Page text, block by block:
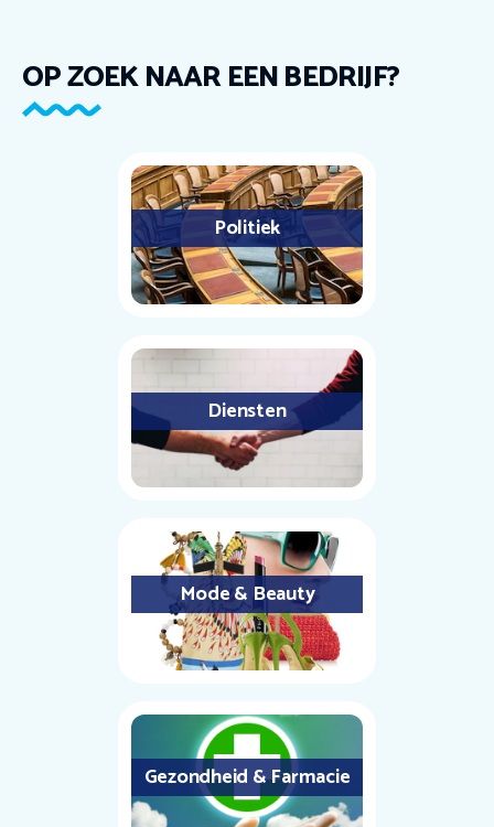
OP ZOEK NAAR EEN BEDRIJF?
Politiek
Diensten
Mode & Beauty
Gezondheid & Farmacie